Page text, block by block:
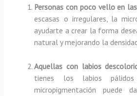
Personas con poco vello en
escasas o irregulares, la
ayudarte a crear la forma
natural y mejorando la
Aquellas con labios
tienes los labios
micropigmentación puede